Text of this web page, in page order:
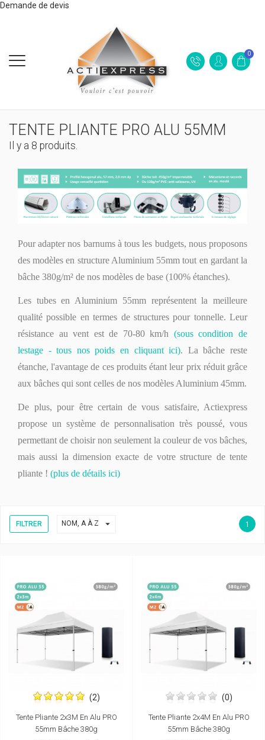
Demande de devis
0
TENTE PLIANTE PRO ALU 55MM
Il y a 8 produits.
Pour adapter nos barnums à tous les budgets, nous proposons
des modèles en structure Aluminium 55mm tout en gardant la
bâche 380g/m² de nos modèles de base (100% étanches).
Les tubes en Aluminium 55mm représentent la meilleure
qualité possible en termes de structures pour tonnelle. Leur
résistance au vent est de 70-80 km/h (sous condition de
lestage - tous nos poids en cliquant ici). La bâche reste
étanche, l'avantage de ces produits étant leur prix réduit grâce
aux bâches qui sont celles de nos modèles Aluminium 45mm.
De plus, pour être certain de vous satisfaire, Actiexpress
propose un système de personnalisation très poussé, vous
permettant de choisir non seulement la couleur de vos bâches,
mais aussi la dimension exacte de votre structure de tente
pliante ! (plus de détails ici)
FILTRER NOM, A À Z  1
(2)
Tente Pliante 2x3M En Alu PRO
55mm Bâche 380g
(0)
Tente Pliante 2x4M En Alu PRO
55mm Bâche 380g